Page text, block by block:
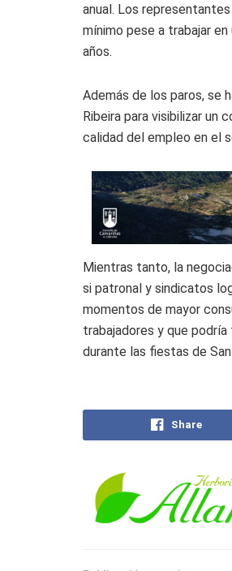
anual. Los
mínimo pese a trabajar
años.
Además de los paros, se
Ribeira para visibilizar un
calidad del empleo en el
Mientras tanto, la
si patronal y sindicatos
momentos de mayor
trabajadores y que
durante las fiestas de
Share